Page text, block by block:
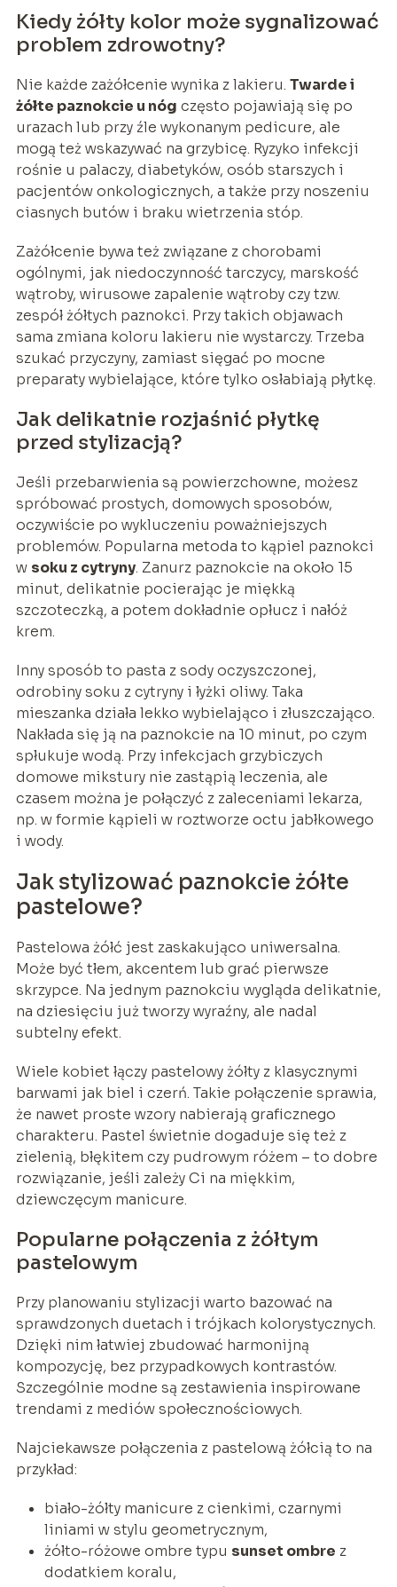
Kiedy żółty kolor może sygnalizować
problem zdrowotny?
Nie każde zażółcenie wynika z lakieru. Twarde i
żółte paznokcie u nóg często pojawiają się po
urazach lub przy źle wykonanym pedicure, ale
mogą też wskazywać na grzybicę. Ryzyko infekcji
rośnie u palaczy, diabetyków, osób starszych i
pacjentów onkologicznych, a także przy noszeniu
ciasnych butów i braku wietrzenia stóp.
Zażółcenie bywa też związane z chorobami
ogólnymi, jak niedoczynność tarczycy, marskość
wątroby, wirusowe zapalenie wątroby czy tzw.
zespół żółtych paznokci. Przy takich objawach
sama zmiana koloru lakieru nie wystarczy. Trzeba
szukać przyczyny, zamiast sięgać po mocne
preparaty wybielające, które tylko osłabiają płytkę.
Jak delikatnie rozjaśnić płytkę
przed stylizacją?
Jeśli przebarwienia są powierzchowne, możesz
spróbować prostych, domowych sposobów,
oczywiście po wykluczeniu poważniejszych
problemów. Popularna metoda to kąpiel paznokci
w soku z cytryny. Zanurz paznokcie na około 15
minut, delikatnie pocierając je miękką
szczoteczką, a potem dokładnie opłucz i nałóż
krem.
Inny sposób to pasta z sody oczyszczonej,
odrobiny soku z cytryny i łyżki oliwy. Taka
mieszanka działa lekko wybielająco i złuszczająco.
Nakłada się ją na paznokcie na 10 minut, po czym
spłukuje wodą. Przy infekcjach grzybiczych
domowe mikstury nie zastąpią leczenia, ale
czasem można je połączyć z zaleceniami lekarza,
np. w formie kąpieli w roztworze octu jabłkowego
i wody.
Jak stylizować paznokcie żółte
pastelowe?
Pastelowa żółć jest zaskakująco uniwersalna.
Może być tłem, akcentem lub grać pierwsze
skrzypce. Na jednym paznokciu wygląda delikatnie,
na dziesięciu już tworzy wyraźny, ale nadal
subtelny efekt.
Wiele kobiet łączy pastelowy żółty z klasycznymi
barwami jak biel i czerń. Takie połączenie sprawia,
że nawet proste wzory nabierają graficznego
charakteru. Pastel świetnie dogaduje się też z
zielenią, błękitem czy pudrowym różem – to dobre
rozwiązanie, jeśli zależy Ci na miękkim,
dziewczęcym manicure.
Popularne połączenia z żółtym
pastelowym
Przy planowaniu stylizacji warto bazować na
sprawdzonych duetach i trójkach kolorystycznych.
Dzięki nim łatwiej zbudować harmonijną
kompozycję, bez przypadkowych kontrastów.
Szczególnie modne są zestawienia inspirowane
trendami z mediów społecznościowych.
Najciekawsze połączenia z pastelową żółcią to na
przykład:
biało-żółty manicure z cienkimi, czarnymi
liniami w stylu geometrycznym,
żółto-różowe ombre typu sunset ombre z
dodatkiem koralu,